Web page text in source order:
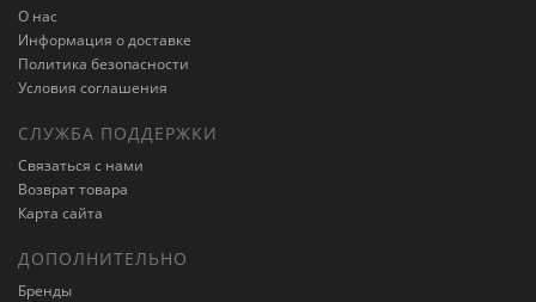
О нас
Информация о доставке
Политика безопасности
Условия соглашения
СЛУЖБА ПОДДЕРЖКИ
Связаться с нами
Возврат товара
Карта сайта
ДОПОЛНИТЕЛЬНО
Бренды